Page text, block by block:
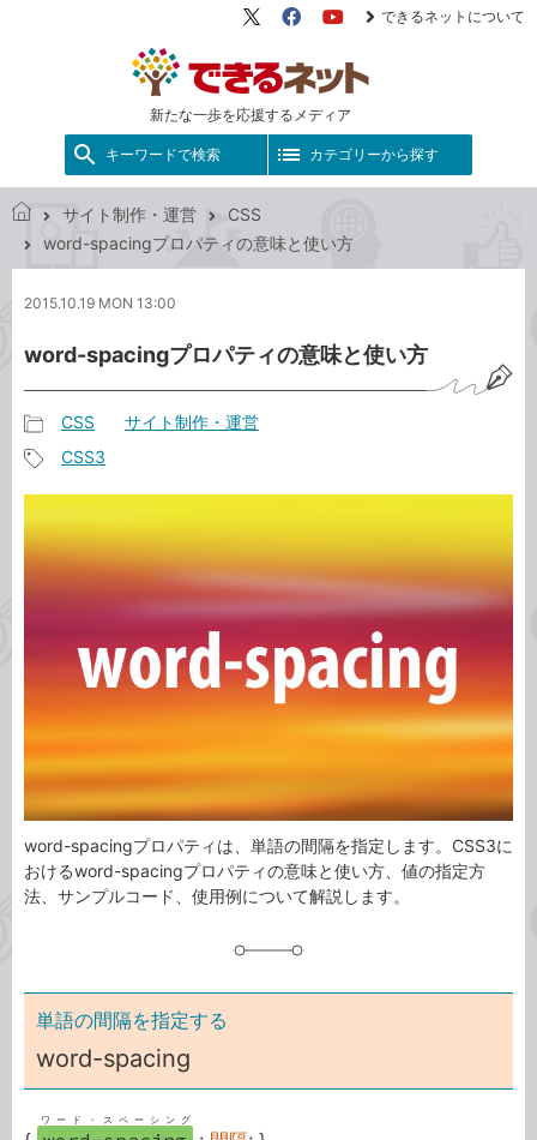
新たな一歩を応援するメディア
X（旧
FacebookYouTube
できるネットについて
キーワードで検索 カテゴリーから探す
ネ
ト
サイト制作・運営
CSS
word-spacingプロパティの意味と使い方
2015.10.19 MON 13:00
word-spacingプロパティの意味と使い方
事
カ
テ
ゴ
CSS サイト制作・運営
タ
グ
CSS3
word-spacingプロパティは、単語の間隔を指定します。CSS3に
おけるword-spacingプロパティの意味と使い方、値の指定方
法、サンプルコード、使用例について解説します。
単語の間隔を指定する
word-spacing
ワード・スペーシング